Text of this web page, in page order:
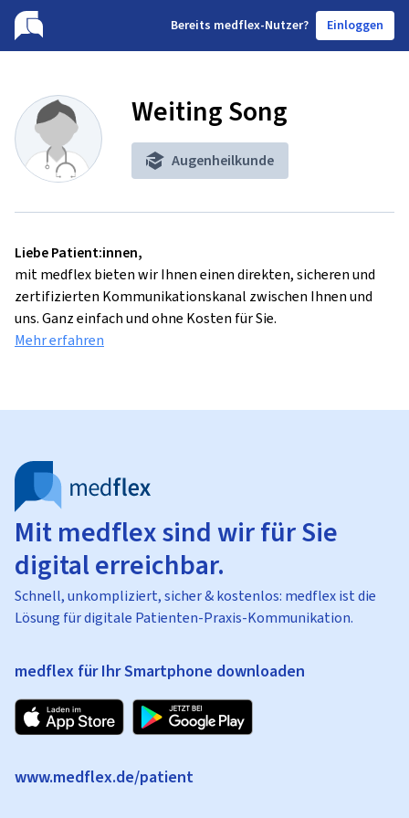
Bereits medflex-Nutzer? Einloggen
Weiting Song
Augenheilkunde
Liebe Patient:innen,
mit medflex bieten wir Ihnen einen direkten, sicheren und
zertifizierten Kommunikationskanal zwischen Ihnen und
uns. Ganz einfach und ohne Kosten für Sie.
Mehr erfahren
Mit medflex sind wir für Sie
digital erreichbar.
Schnell, unkompliziert, sicher & kostenlos: medflex ist die
Lösung für digitale Patienten-Praxis-Kommunikation.
medflex für Ihr Smartphone downloaden
www.medflex.de/patient